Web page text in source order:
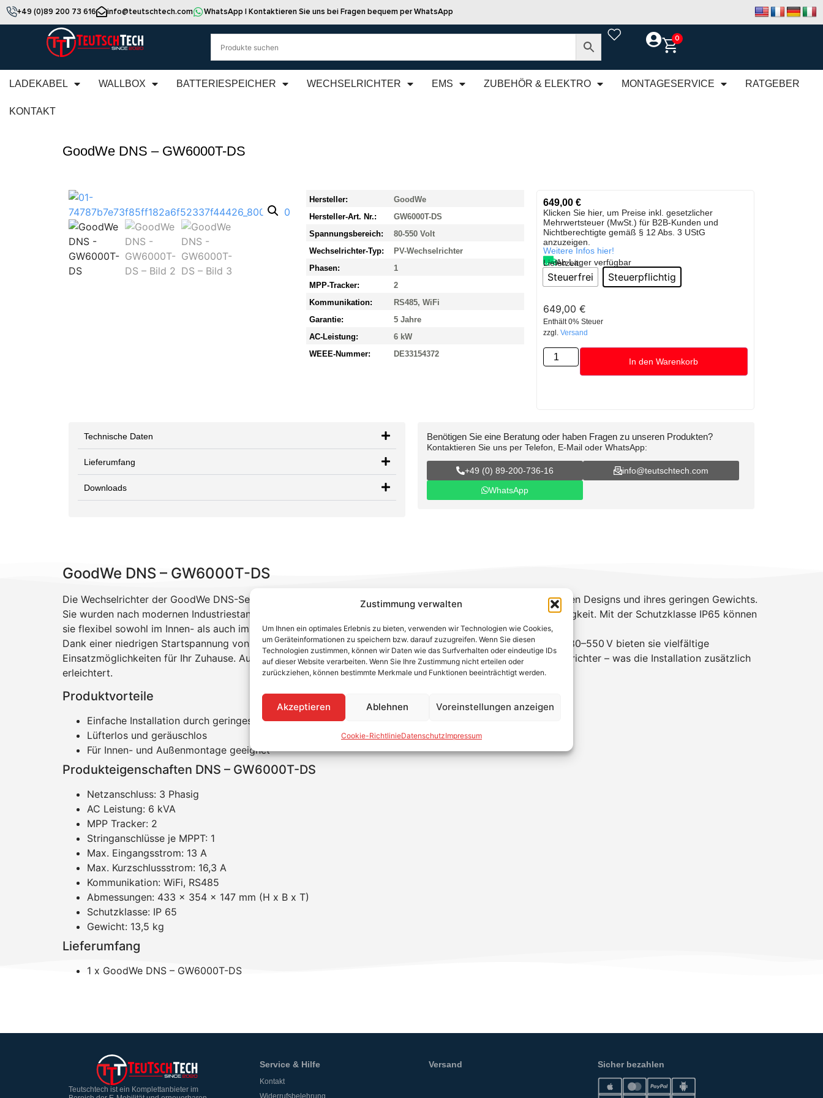
Zustimmung verwalten
Um Ihnen ein optimales Erlebnis zu bieten, verwenden wir Technologien wie Cookies,
um Geräteinformationen zu speichern bzw. darauf zuzugreifen. Wenn Sie diesen
Technologien zustimmen, können wir Daten wie das Surfverhalten oder eindeutige IDs
auf dieser Website verarbeiten. Wenn Sie Ihre Zustimmung nicht erteilen oder
zurückziehen, können bestimmte Merkmale und Funktionen beeinträchtigt werden.
Akzeptieren Ablehnen Voreinstellungen anzeigen
Cookie-RichtlinieDatenschutzImpressum
+49 (0)89 200 73 616 info@teutschtech.com WhatsApp | Kontaktieren Sie uns bei Fragen bequem per WhatsApp
0
LADEKABEL WALLBOX BATTERIESPEICHER WECHSELRICHTER EMS ZUBEHÖR & ELEKTRO MONTAGESERVICE RATGEBER
KONTAKT
GoodWe DNS – GW6000T-DS
Hersteller:
GoodWe
Hersteller-Art. Nr.:
GW6000T-DS
Spannungsbereich:
80-550 Volt
Wechselrichter-Typ:
PV-Wechselrichter
Phasen:
1
MPP-Tracker:
2
Kommunikation:
RS485, WiFi
Garantie:
5 Jahre
AC-Leistung:
6 kW
WEEE-Nummer:
DE33154372
649,00 €
Klicken Sie hier, um Preise inkl. gesetzlicher
Mehrwertsteuer (MwSt.) für B2B-Kunden und
Nichtberechtigte gemäß § 12 Abs. 3 UStG
anzuzeigen.
Weitere Infos hier!
Ab Lager verfügbar
Lieferzeit:
Steuerfrei Steuerpflichtig
649,00 €
Enthält 0% Steuer
zzgl. Versand
In den Warenkorb
Technische Daten
Lieferumfang
Downloads
Benötigen Sie eine Beratung oder haben Fragen zu unseren Produkten?
Kontaktieren Sie uns per Telefon, E-Mail oder WhatsApp:
+49 (0) 89-200-736-16
info@teutschtech.com
WhatsApp
GoodWe DNS – GW6000T-DS
Die Wechselrichter der GoodWe DNS-Serie sind ideal für private Solaranlagen geeignet – dank ihres kompakten Designs und ihres geringen Gewichts.
Sie wurden nach modernen Industriestandards entwickelt und überzeugen durch Langlebigkeit und Zuverlässigkeit. Mit der Schutzklasse IP65 können
sie flexibel sowohl im Innen- als auch im Außenbereich installiert werden.
Dank einer niedrigen Startspannung von nur 80 V und einem besonders weiten MPPT-Spannungsbereich von 80–550 V bieten sie vielfältige
Einsatzmöglichkeiten für Ihr Zuhause. Außerdem sind die Geräte rund 30 % leichter als herkömmliche Wechselrichter – was die Installation zusätzlich
erleichtert.
Produktvorteile
Einfache Installation durch geringes Gewicht und kleiner Bauweise
Lüfterlos und geräuschlos
Für Innen- und Außenmontage geeignet
Produkteigenschaften DNS – GW6000T-DS
Netzanschluss: 3 Phasig
AC Leistung: 6 kVA
MPP Tracker: 2
Stringanschlüsse je MPPT: 1
Max. Eingangsstrom: 13 A
Max. Kurzschlussstrom: 16,3 A
Kommunikation: WiFi, RS485
Abmessungen: 433 x 354 × 147 mm (H x B x T)
Schutzklasse: IP 65
Gewicht: 13,5 kg
Lieferumfang
1 x GoodWe DNS – GW6000T-DS
Teutschtech ist ein Komplettanbieter im
Service & Hilfe
Kontakt
Widerrufsbelehrung
Versand Sicher bezahlen